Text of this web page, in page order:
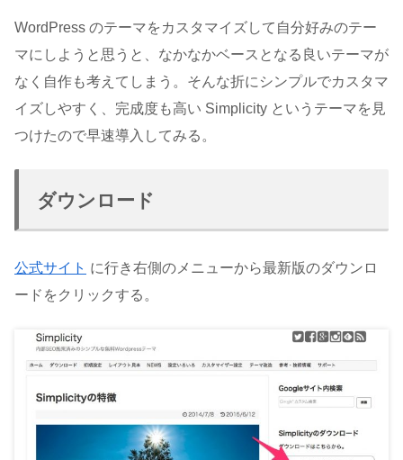
WordPress のテーマをカスタマイズして自分好みのテー
マにしようと思うと、なかなかベースとなる良いテーマが
なく自作も考えてしまう。そんな折にシンプルでカスタマ
イズしやすく、完成度も高い Simplicity というテーマを見
つけたので早速導入してみる。
ダウンロード
公式サイト に行き右側のメニューから最新版のダウンロ
ードをクリックする。